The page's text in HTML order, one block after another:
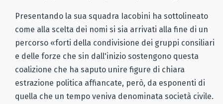
Presentando la sua squadra Iacobini ha sottolineato
come alla scelta dei nomi si sia arrivati alla fine di un
percorso «forti della condivisione dei gruppi consiliari
e delle forze che sin dall'inizio sostengono questa
coalizione che ha saputo unire figure di chiara
estrazione politica affiancate, però, da esponenti di
quella che un tempo veniva denominata società civile.